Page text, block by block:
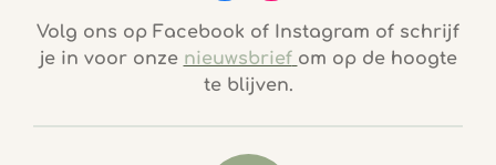
a
c
b
o
k
n
s
t
a
g
a
Volg ons op Facebook of Instagram of schrijf
je in voor onze nieuwsbrief om op de hoogte
te blijven.